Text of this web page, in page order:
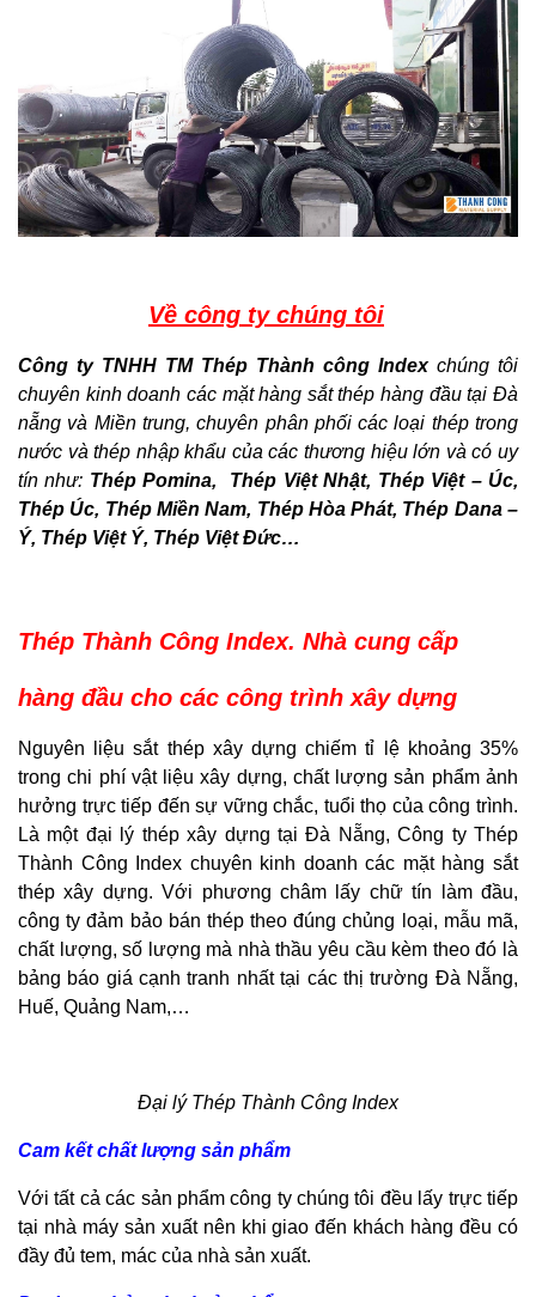
Về công ty chúng tôi
Công ty TNHH TM Thép Thành công Indexchúng tôi
chuyên kinh doanh các mặt hàng sắt thép hàng đầu tại Đà
nẵng và Miền trung, chuyên phân phối các loại thép trong
nước và thép nhập khẩu của các thương hiệu lớn và có uy
tín như: Thép Pomina, Thép Việt Nhật, Thép Việt – Úc,
Thép Úc, Thép Miền Nam, Thép Hòa Phát, Thép Dana –
Ý, Thép Việt Ý, Thép Việt Đức…
Thép Thành Công Index. Nhà cung cấp
hàng đầu cho các công trình xây dựng
Nguyên liệu sắt thép xây dựng chiếm tỉ lệ khoảng 35%
trong chi phí vật liệu xây dựng, chất lượng sản phẩm ảnh
hưởng trực tiếp đến sự vững chắc, tuổi thọ của công trình.
Là một đại lý thép xây dựng tại Đà Nẵng, Công ty Thép
Thành Công Index chuyên kinh doanh các mặt hàng sắt
thép xây dựng. Với phương châm lấy chữ tín làm đầu,
công ty đảm bảo bán thép theo đúng chủng loại, mẫu mã,
chất lượng, số lượng mà nhà thầu yêu cầu kèm theo đó là
bảng báo giá cạnh tranh nhất tại các thị trường Đà Nẵng,
Huế, Quảng Nam,…
Đại lý Thép Thành Công Index
Cam kết chất lượng sản phẩm
Với tất cả các sản phẩm công ty chúng tôi đều lấy trực tiếp
tại nhà máy sản xuất nên khi giao đến khách hàng đều có
đầy đủ tem, mác của nhà sản xuất.